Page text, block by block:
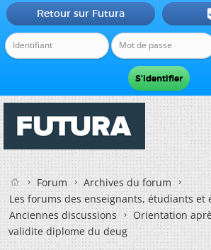
Retour sur Futura
Forum
Archives du forum
Les forums des enseignants, étudiants et
Anciennes discussions
Orientation
validite diplome du deug